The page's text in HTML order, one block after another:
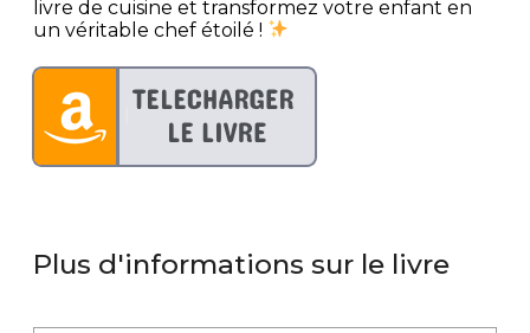
livre de cuisine et transformez votre enfant en
un véritable chef étoilé !
Plus d'informations sur le livre